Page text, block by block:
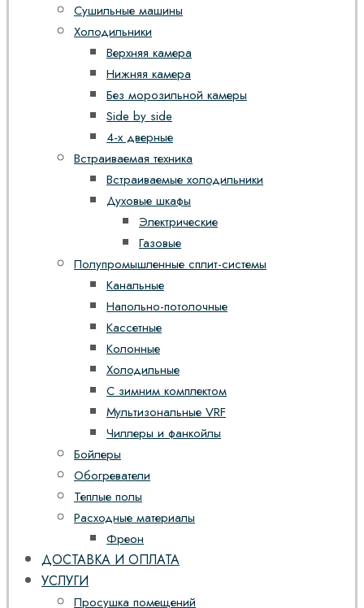
Сушильные машины
Холодильники
Верхняя камера
Нижняя камера
Без морозильной камеры
Side by side
4-х дверные
Встраиваемая техника
Встраиваемые холодильники
Духовые шкафы
Электрические
Газовые
Полупромышленные сплит-системы
Канальные
Напольно-потолочные
Кассетные
Колонные
Холодильные
С зимним комплектом
Мультизональные VRF
Чиллеры и фанкойлы
Бойлеры
Обогреватели
Теплые полы
Расходные материалы
Фреон
ДОСТАВКА И ОПЛАТА
УСЛУГИ
Просушка помещений